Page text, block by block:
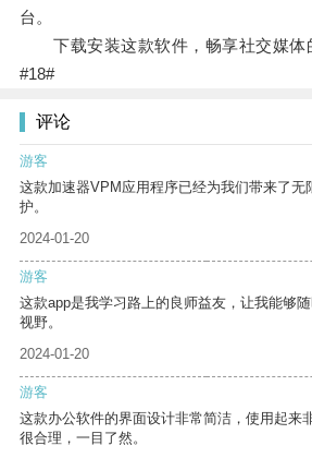
台。
下载安装这款软件，畅享社交媒体
#18#
评论
游客
这款加速器VPM应用程序已经为我们带来了无
护。
2024-01-20
游客
这款app是我学习路上的良师益友，让我能够
视野。
2024-01-20
游客
这款办公软件的界面设计非常简洁，使用起来
很合理，一目了然。